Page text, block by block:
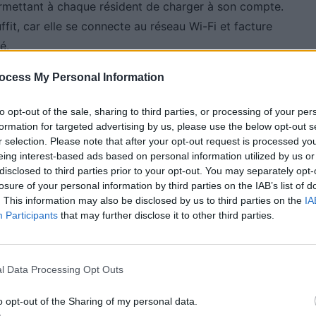
My Personal Information
opt-out of the sale, sharing to third parties, or processing of your
for targeted advertising by us, please use the below opt-out
selection. Please note that after your opt-out request is processed
interest-based ads based on personal information utilized by us
to third parties prior to your opt-out. You may separately
of your personal information by third parties on the IAB’s list of
This information may also be disclosed by us to third parties on the
Participants that may further disclose it to other third parties.
Data Processing Opt Outs
opt-out of the Sharing of my personal data.
à chaque résident de charger à son compte.
car elle se connecte au réseau Wi-Fi et facture
la recharge
suivre et de gérer la recharge en temps réel, où
avec la recharge utilisant l’énergie solaire,
solaires. Cette option permet de réduire les
deux modes différents selon la marque du
activée ultérieurement.
le constructeur
et ROW, souligne que la Pulsar Max est le résultat